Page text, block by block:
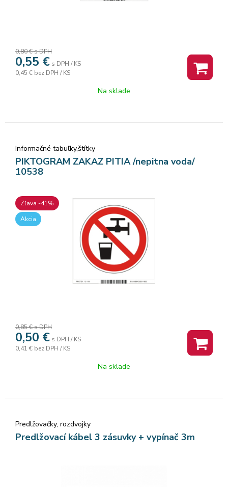
Diferenciálne integrálne výpočty Numerické integrovanie
0,80 €s DPH
0,55 € s DPH / KS
0,45 € bez DPH / KS
Na sklade
Informačné tabuľky,štítky
PIKTOGRAM ZAKAZ PITIA /nepitna voda/
10538
Zľava -41%
Akcia
0,85 €s DPH
0,50 € s DPH / KS
0,41 € bez DPH / KS
Na sklade
Predlžovačky, rozdvojky
Predlžovací kábel 3 zásuvky + vypínač 3m